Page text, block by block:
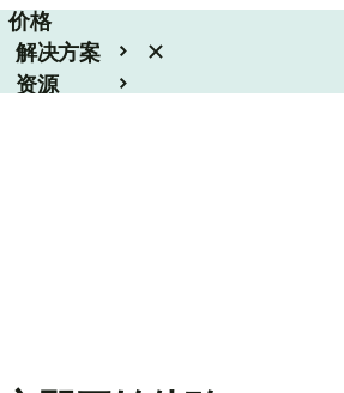
价格
解决方案
资源